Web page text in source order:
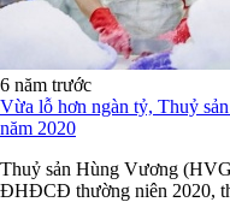
6 năm trước
Vừa lỗ hơn ngàn tỷ, Thuỷ
năm 2020
Thuỷ sản Hùng Vương
ĐHĐCĐ thường niên 2020,